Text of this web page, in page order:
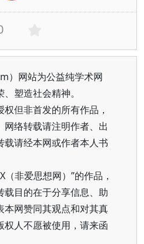
）网站为公益纯学术网
塑造社会精神。
但非首发的所有作品，
网络转载请注明作者、出
载请经本网或作者本人书
（非爱思想网）”的作品，
载目的在于分享信息、助
本网赞同其观点和对其真
权人不愿被使用，请来函